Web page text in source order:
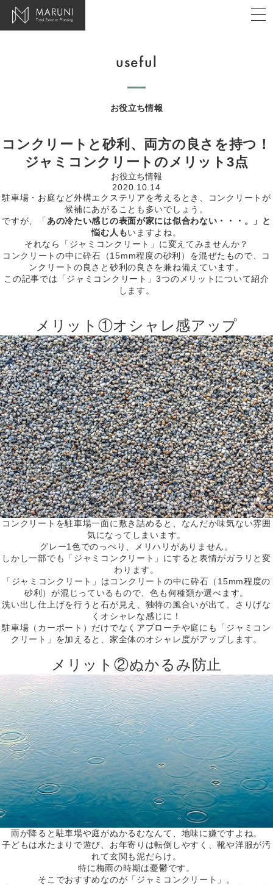
useful
お役立ち情報
コンクリートと砂利、両方の良さを持つ！
ジャミコンクリートのメリット3点
お役立ち情報
2020.10.14
駐車場・お庭など外構エクステリアを考えるとき、コンクリートが
候補にあがることも多いでしょう。
ですが、「 あの冷たい感じの表面が家には似合わない・・・。」と
悩む人もいますよね。
それなら「ジャミコンクリート」に変えてみませんか？
コンクリートの中に砕石（15mm程度の砂利）を混ぜたもので、コ
ンクリートの良さと砂利の良さを兼ね備えています。
この記事では「ジャミコンクリート」3つのメリットについて紹介
します。
メリット①オシャレ感アップ
コンクリートを駐車場一面に敷き詰めると、なんだか味気ない雰囲
気になってしまいます。
グレー1色でのっぺり、メリハリがありません。
しかし一部でも「ジャミコンクリート」にすると表情がガラリと変
わります。
「ジャミコンクリート」はコンクリートの中に砕石（15mm程度の
砂利）が混じっているもので、色も何種類か選べます。
洗い出し仕上げを行うと石が見え、独特の風合いが出て、さりげな
くオシャレな感じに！
駐車場（カーポート）だけでなくアプローチや庭にも「ジャミコン
クリート」を加えると、家全体のオシャレ度がアップします。
メリット②ぬかるみ防止
雨が降ると駐車場や庭がぬかるむなんて、地味に嫌ですよね。
子どもは水たまりで遊び、お年寄りは転倒しやすく、靴や洋服が汚
れて玄関も泥だらけ。
特に梅雨の時期は憂鬱です。
そこでおすすめなのが「ジャミコンクリート」。
t